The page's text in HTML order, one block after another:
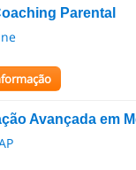
Parental
Avançada em